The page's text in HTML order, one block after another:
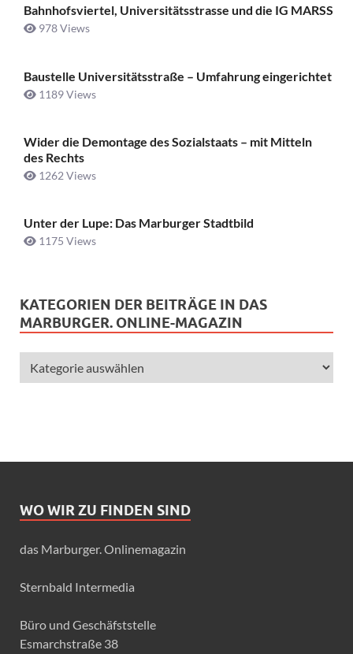
Bahnhofsviertel, Universitätsstrasse und die IG MARSS
978 Views
Baustelle Universitätsstraße ­– Umfahrung eingerichtet
1189 Views
Wider die Demontage des Sozialstaats – mit Mitteln
des Rechts
1262 Views
Unter der Lupe: Das Marburger Stadtbild
1175 Views
KATEGORIEN DER BEITRÄGE IN DAS
MARBURGER. ONLINE-MAGAZIN
WO WIR ZU FINDEN SIND
das Marburger. Onlinemagazin
Sternbald Intermedia
Büro und Geschäfststelle
Esmarchstraße 38